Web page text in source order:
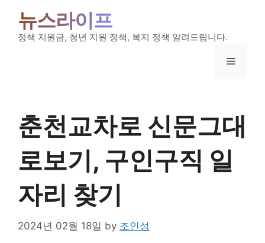
content
뉴스라이프
정책 지원금, 청년 지원 정책, 복지 정책 알려드립니다.
Menu
춘천교차로 신문그대
로보기, 구인구직 일
자리 찾기
2024년 02월 18일 by 조인성